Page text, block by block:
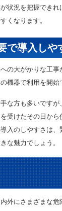
状況を把握でき
くなります。
で導入しや
の大がかりな工
機器で利用を開始
な方も多いですが
受けたその日から
入のしやすさは、
な魅力でしょう。
外にさまざまな危